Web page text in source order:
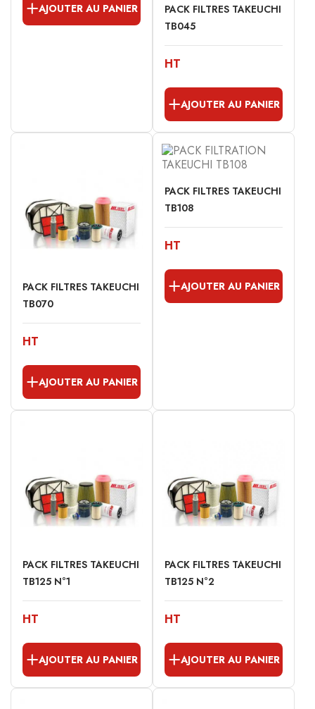
AJOUTER AU PANIER
PACK FILTRES TAKEUCHI
TB045
HT
AJOUTER AU PANIER
PACK FILTRES TAKEUCHI
TB070
HT
AJOUTER AU PANIER
PACK FILTRES TAKEUCHI
TB108
HT
AJOUTER AU PANIER
PACK FILTRES TAKEUCHI
TB125 N°1
HT
AJOUTER AU PANIER
PACK FILTRES TAKEUCHI
TB125 N°2
HT
AJOUTER AU PANIER